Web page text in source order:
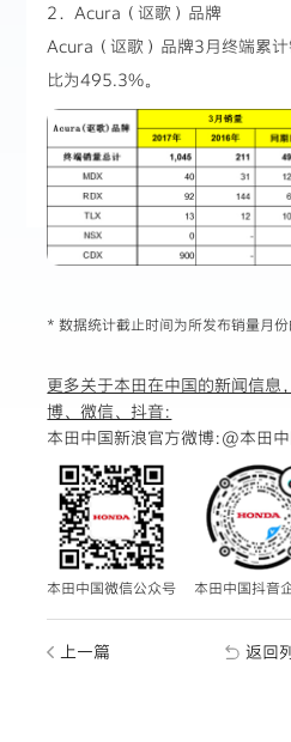
2．Acura（讴歌）品牌
Acura（讴歌）品牌3月终端累
比为495.3%。
* 数据统计截止时间为所发布销量月
更多关于本田在中国的新闻信息
博、微信、抖音:
本田中国新浪官方微博:@本田
本田中国微信公众号 本田中国抖音
上一篇 返回